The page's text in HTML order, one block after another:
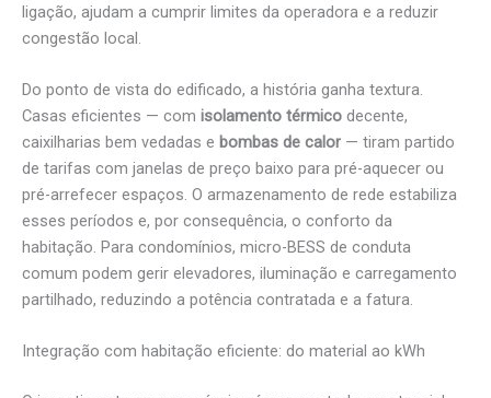
ligação, ajudam a cumprir limites da operadora e a reduzir
congestão local.
Do ponto de vista do edificado, a história ganha textura.
Casas eficientes — com isolamento térmico decente,
caixilharias bem vedadas e bombas de calor — tiram partido
de tarifas com janelas de preço baixo para pré-aquecer ou
pré-arrefecer espaços. O armazenamento de rede estabiliza
esses períodos e, por consequência, o conforto da
habitação. Para condomínios, micro-BESS de conduta
comum podem gerir elevadores, iluminação e carregamento
partilhado, reduzindo a potência contratada e a fatura.
Integração com habitação eficiente: do material ao kWh